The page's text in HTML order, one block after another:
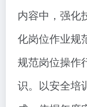
内容中，强化
化岗位作业规
规范岗位操作
识。以安全培